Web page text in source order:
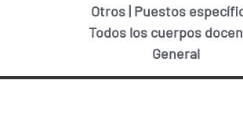
Otros | Puestos
Todos los cuerpos
General